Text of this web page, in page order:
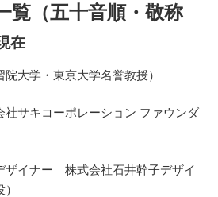
ー
ジ
覧（五十音順・敬称
在
大学・東京大学名誉教授）
サキコーポレーション ファウンダ
イナー 株式会社石井幹子デザイ